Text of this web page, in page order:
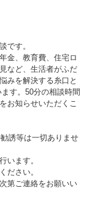
です。
金、教育費、住宅ロ
など、生活者がふだ
みを解決する糸口と
す。50分の相談時間
お知らせいただくこ
誘等は一切ありませ
います。
ださい。
第ご連絡をお願いい